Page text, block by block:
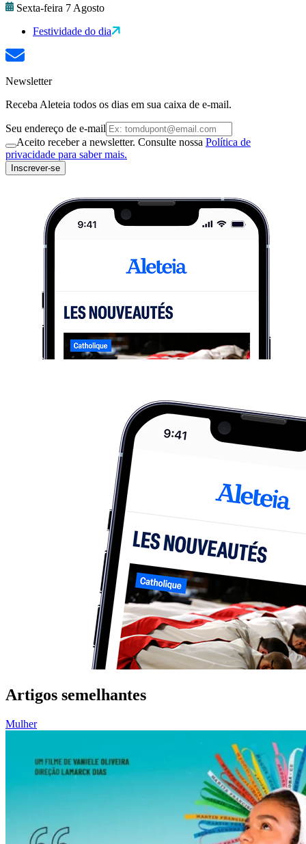
Sexta-feira 7 Agosto
Festividade do dia
Newsletter
Receba Aleteia todos os dias em sua caixa de e-mail.
Seu endereço de e-mail
Aceito receber a newsletter. Consulte nossa Política de
privacidade para saber mais.
Inscrever-se
Artigos semelhantes
Mulher